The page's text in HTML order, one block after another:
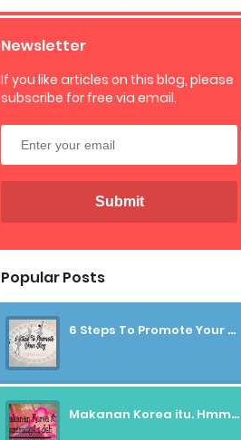
Newsletter
If you like articles on this blog, please
subscribe for free via email.
Popular Posts
6 Steps To Promote Your Blog
Makanan Korea itu. Hmmm....gitu deh